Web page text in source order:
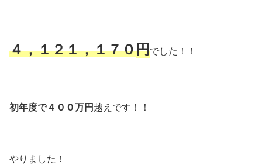
４，１２１，１７０円でした！！
初年度で４００万円 越えです！！
やりました！